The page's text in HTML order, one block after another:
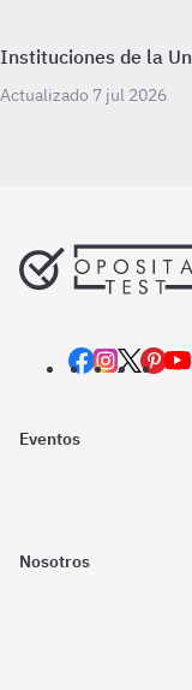
Instituciones de la
Actualizado 7 jul 2026
Eventos
Nosotros